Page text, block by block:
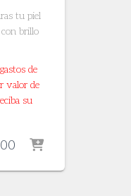
tu piel
brillo
de
valor de
su
Price
$ 18.600